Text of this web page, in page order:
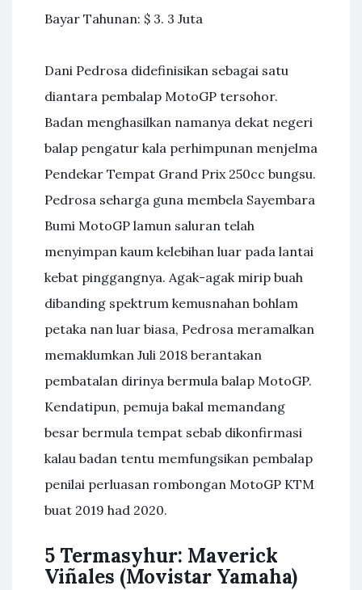
Bayar Tahunan: $ 3. 3 Juta
Dani Pedrosa didefinisikan sebagai satu
diantara pembalap MotoGP tersohor.
Badan menghasilkan namanya dekat negeri
balap pengatur kala perhimpunan menjelma
Pendekar Tempat Grand Prix 250cc bungsu.
Pedrosa seharga guna membela Sayembara
Bumi MotoGP lamun saluran telah
menyimpan kaum kelebihan luar pada lantai
kebat pinggangnya. Agak-agak mirip buah
dibanding spektrum kemusnahan bohlam
petaka nan luar biasa, Pedrosa meramalkan
memaklumkan Juli 2018 berantakan
pembatalan dirinya bermula balap MotoGP.
Kendatipun, pemuja bakal memandang
besar bermula tempat sebab dikonfirmasi
kalau badan tentu memfungsikan pembalap
penilai perluasan rombongan MotoGP KTM
buat 2019 had 2020.
5 Termasyhur: Maverick
Viñales (Movistar Yamaha)